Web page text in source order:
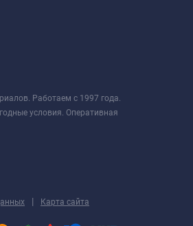
Работаем с 1997 года.
условия. Оперативная
| Карта сайта